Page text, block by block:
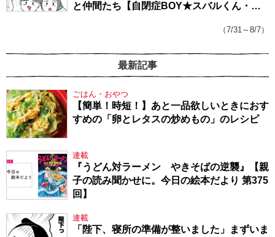
と仲間たち【自閉症BOY★スバルくん・
（7/31～8/7）
最新記事
ごはん・おやつ
【簡単！時短！】あと一品欲しいときにおす
すめの「卵とレタスの炒めもの」のレシピ
連載
『うどん対ラーメン やきそばの逆襲』【親
子の読み聞かせに。今日の絵本だより 第375
回】
連載
「陛下、寝所の準備が整いました」まずいま